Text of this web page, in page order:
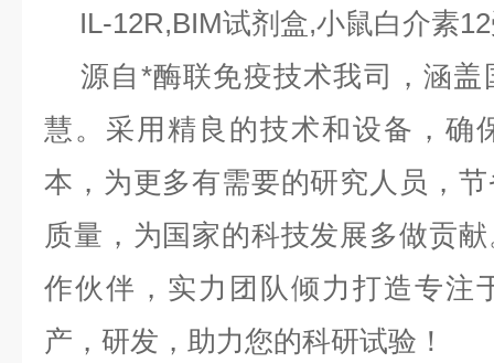
IL-12R,BIM试剂盒,小鼠白介素
源自*酶联免疫技术我司，涵盖
慧。采用精良的技术和设备，确
本，为更多有需要的研究人员，
质量，为国家的科技发展多做贡
作伙伴，实力团队倾力打造专注
产，研发，助力您的科研试验！